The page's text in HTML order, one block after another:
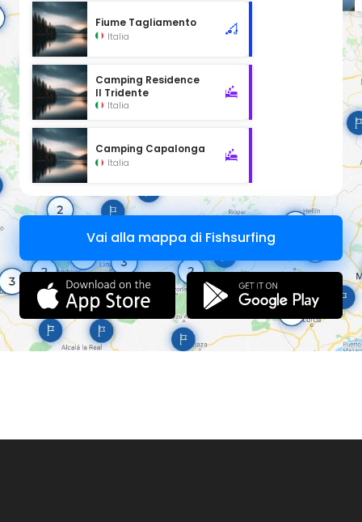
Tinca
Blicca
Pesce gatto
Carassio
Luccio
Persico reale
Triotto
Tecniche di pesca
Pesca a passata
Pesca al tocco alla trota
Pesca a fondo
Spinning al Piede
Informazioni
Obbligo di Tessera Federale:
Attrezzato per diversamente abili:
Tesserati subito
Contatti / Rilascio Permessi
Solo per periodo invernale Tesserino segna catture per trota
A.P.S. Martin Pescatore via Conciliazione 146 - Cesarolo di
San Michele al Tagliamento
Fiume Tagliamento
Italia
Camping Residence
Il Tridente
Italia
Camping Capalonga
Italia
Vai alla mappa di Fishsurfing